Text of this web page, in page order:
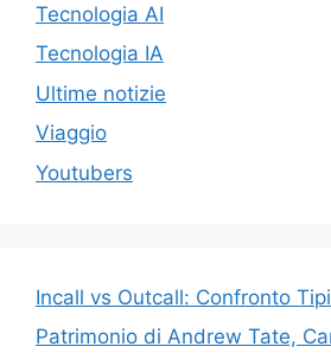
Tecnologia AI
Tecnologia IA
Ultime notizie
Viaggio
Youtubers
Incall vs Outcall: Confronto
Patrimonio di Andrew Tate,